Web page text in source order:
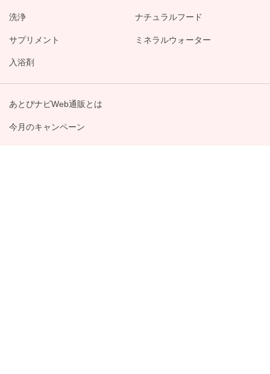
洗浄
サプリメント
入浴剤
ナチュラルフード
ミネラルウォーター
あとぴナビWeb通販とは
今月のキャンペーン